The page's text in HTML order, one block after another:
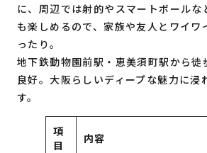
に、周辺では射的やスマートボールな
も楽しめるので、家族や友人とワイワ
ったり。
地下鉄動物園前駅・恵美須町駅から徒
良好。大阪らしいディープな魅力に浸
す。
項
目
内容